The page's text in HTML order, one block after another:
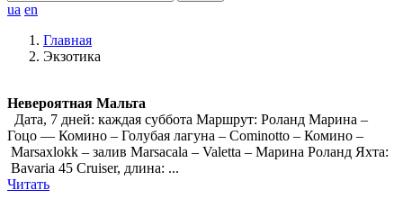
ua en
Главная
Экзотика
Невероятная Мальта
Дата, 7 дней: каждая суббота Маршрут: Роланд Марина –
Гоцо — Комино – Голубая лагуна – Cominotto – Комино –
Marsaxlokk – залив Marsacala – Valetta – Марина Роланд Яхта:
Bavaria 45 Cruiser, длина: ...
Читать